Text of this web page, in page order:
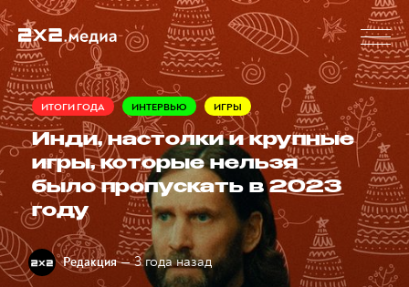
ИТОГИ ГОДА ИНТЕРВЬЮ ИГРЫ
Инди, настолки и крупные
игры, которые нельзя
было пропускать в 2023
году
Редакция — 3 года назад